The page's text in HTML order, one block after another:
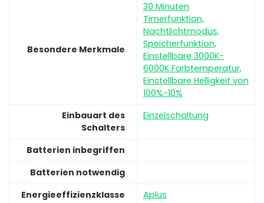
Besondere Merkmale
‎30 Minuten
Timerfunktion,
Nachtlichtmodus,
Speicherfunktion,
Einstellbare 3000K-
6000K Farbtemperatur,
Einstellbare Helligkeit von
100%-10%
Einbauart des
Schalters
‎Einzelschaltung
Batterien inbegriffen
Batterien notwendig
Energieeffizienzklasse
‎Aplus